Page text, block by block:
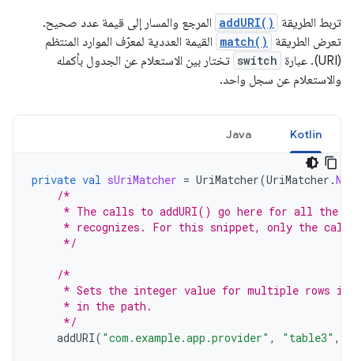
تربط الطريقة
addURI() المرجع والمسار إلى قيمة عدد صحيح.
تعرض الطريقة
match() القيمة العددية لمعرّف الموارد المنتظم
(URI). عبارة
switch تختار بين الاستعلام عن الجدول بأكمله
والاستعلام عن سجل واحد.
Kotlin
Java
private val sUriMatcher = UriMatcher(UriMatcher .
/*
* The calls to addURI() go here for all the
* recognizes. For this snippet, only the
     */
/*
* Sets the integer value for multiple rows
     * in the path.
     */
addURI( "com.example.app.provider" , "table3" ,